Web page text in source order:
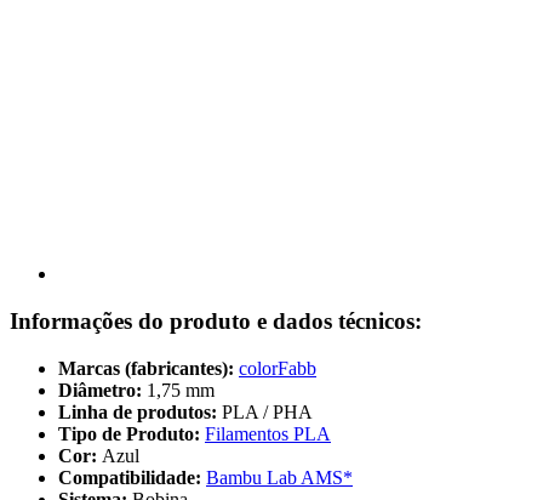
Informações do produto e dados técnicos:
Marcas (fabricantes): colorFabb
Diâmetro: 1,75 mm
Linha de produtos: PLA / PHA
Tipo de Produto: Filamentos PLA
Cor: Azul
Compatibilidade: Bambu Lab AMS*